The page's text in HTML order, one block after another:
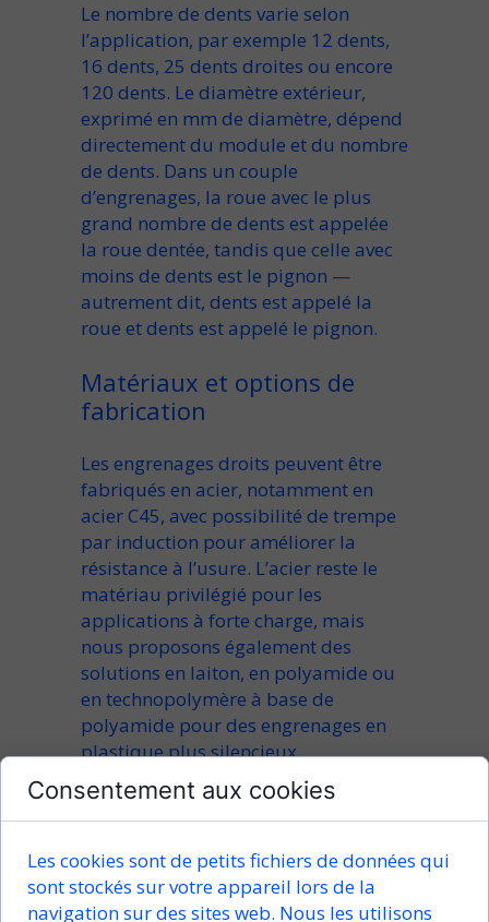
Le nombre de dents varie selon
l’application, par exemple 12 dents,
16 dents, 25 dents droites ou encore
120 dents. Le diamètre extérieur,
exprimé en mm de diamètre, dépend
directement du module et du nombre
de dents. Dans un couple
d’engrenages, la roue avec le plus
grand nombre de dents est appelée
la roue dentée, tandis que celle avec
moins de dents est le pignon —
autrement dit, dents est appelé la
roue etdents est appelé le pignon.
Matériaux et options de
fabrication
Les engrenages droits peuvent être
fabriqués en acier, notamment en
acier C45, avec possibilité de trempe
par induction pour améliorer la
résistance à l’usure. L’acier reste le
matériau privilégié pour les
applications à forte charge, mais
nous proposons également des
solutions en laiton, en polyamide ou
en technopolymère à base de
polyamide pour des engrenages en
plastiqueplus silencieux.
Chaqueengrenage cylindrique
être livréavec moyeu,sans moyeu, ou
avec options personnalisées de
moyeu et d’alésage. Ladenture droite
fraiséegarantit une précision
Consentement aux cookies
Les cookies sont de petits fichiers de données qui
sont stockés sur votre appareil lors de la
navigation sur des sites web. Nous les utilisons